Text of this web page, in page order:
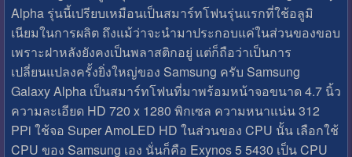
Alpha รุ่นนี้เปรียบเหมือนเป็นสมาร์ทโฟนรุ่นแรกที่ใช้อลูมิ
เนียมในการผลิต ถึงแม้ว่าจะนำมาประกอบแค่ในส่วนของขอบ
เพราะฝาหลังยังคงเป็นพลาสติกอยู่ แต่ก็ถือว่าเป็นการ
เปลี่ยนแปลงครั้งยิ่งใหญ่ของ Samsung ครับ Samsung
Galaxy Alpha เป็นสมาร์ทโฟนที่มาพร้อมหน้าจอขนาด 4.7 นิ้ว
ความละเอียด HD 720 x 1280 พิกเซล ความหนาแน่น 312
PPi ใช้จอ Super AmoLED HD ในส่วนของ CPU นั้น เลือกใช้
CPU ของ Samsung เอง นั่นก็คือ Exynos 5 5430 เป็น CPU